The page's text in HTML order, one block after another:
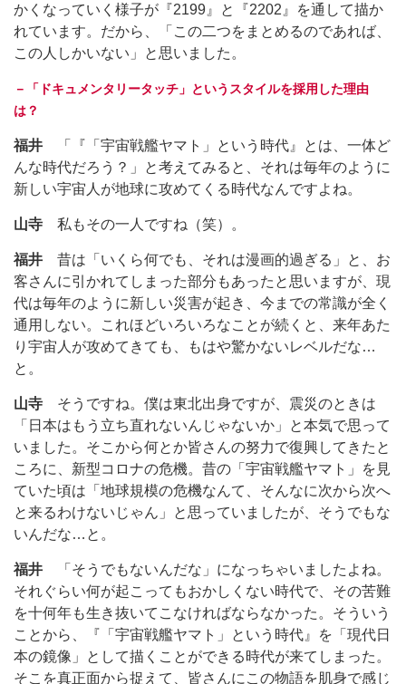
かくなっていく様子が『2199』と『2202』を通して描か
れています。だから、「この二つをまとめるのであれば、
この人しかいない」と思いました。
－「ドキュメンタリータッチ」というスタイルを採用した理由
は？
福井 「『「宇宙戦艦ヤマト」という時代』とは、一体ど
んな時代だろう？」と考えてみると、それは毎年のように
新しい宇宙人が地球に攻めてくる時代なんですよね。
山寺 私もその一人ですね（笑）。
福井 昔は「いくら何でも、それは漫画的過ぎる」と、お
客さんに引かれてしまった部分もあったと思いますが、現
代は毎年のように新しい災害が起き、今までの常識が全く
通用しない。これほどいろいろなことが続くと、来年あた
り宇宙人が攻めてきても、もはや驚かないレベルだな…
と。
山寺 そうですね。僕は東北出身ですが、震災のときは
「日本はもう立ち直れないんじゃないか」と本気で思って
いました。そこから何とか皆さんの努力で復興してきたと
ころに、新型コロナの危機。昔の「宇宙戦艦ヤマト」を見
ていた頃は「地球規模の危機なんて、そんなに次から次へ
と来るわけないじゃん」と思っていましたが、そうでもな
いんだな…と。
福井 「そうでもないんだな」になっちゃいましたよね。
それぐらい何が起こってもおかしくない時代で、その苦難
を十何年も生き抜いてこなければならなかった。そういう
ことから、『「宇宙戦艦ヤマト」という時代』を「現代日
本の鏡像」として描くことができる時代が来てしまった。
そこを真正面から捉えて、皆さんにこの物語を肌身で感じ